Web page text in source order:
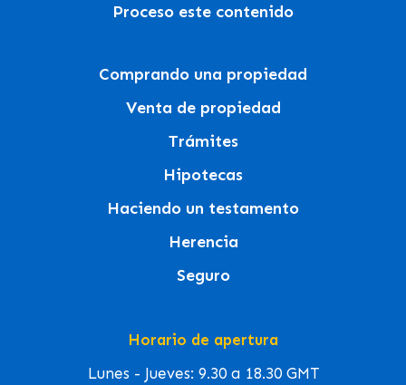
Proceso este contenido
Comprando una propiedad
Venta de propiedad
Trámites
Hipotecas
Haciendo un testamento
Herencia
Seguro
Horario de apertura
Lunes - Jueves: 9.30 a 18.30 GMT